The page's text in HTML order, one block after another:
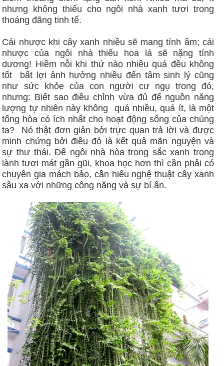
nhưng không thiếu cho ngôi nhà xanh tươi trong
thoáng đãng tinh tế.
Cái nhược khi cây xanh nhiều sẽ mang tính âm; cái
nhược của ngôi nhà thiếu hoa lá sẽ nặng tính
dương! Hiềm nỗi khi thứ nào nhiều quá đều không
tốt bất lợi ảnh hưởng nhiều đến tâm sinh lý cũng
như sức khỏe của con người cư ngụ trong đó,
nhưng: Biết sao điều chỉnh vừa đủ để nguồn năng
lượng tự nhiên này không quá nhiều, quá ít, là một
tổng hòa có ích nhất cho hoạt động sống của chúng
ta? Nó thật đơn giản bởi trực quan trả lời và được
minh chứng bởi điều đó là kết quả mãn nguyện và
sự thư thái. Để ngôi nhà hòa trong sắc xanh trong
lành tươi mát gần gũi, khoa học hơn thì cần phải có
chuyên gia mách bảo, cần hiểu nghệ thuật cây xanh
sâu xa với những công năng và sự bí ẩn.